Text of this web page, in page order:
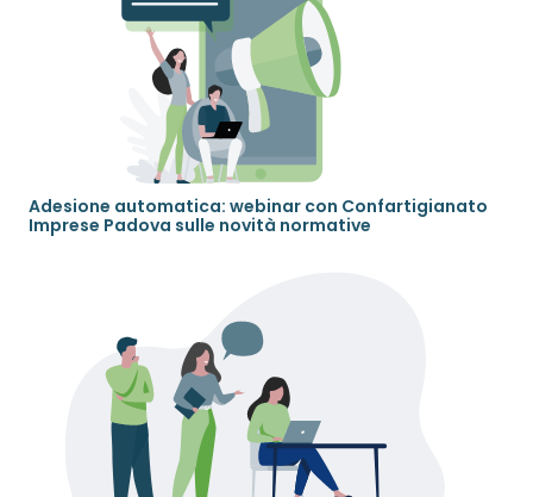
Adesione automatica: webinar con Confartigianato
Imprese Padova sulle novità normative